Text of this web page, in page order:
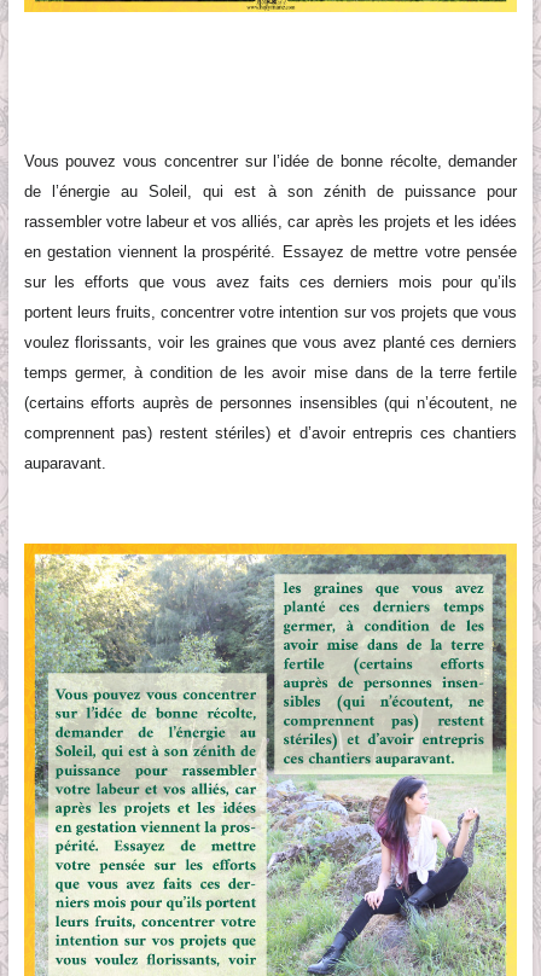
Vous pouvez vous concentrer sur l’idée de bonne récolte, demander
de l’énergie au Soleil, qui est à son zénith de puissance pour
rassembler votre labeur et vos alliés, car après les projets et les idées
en gestation viennent la prospérité. Essayez de mettre votre pensée
sur les efforts que vous avez faits ces derniers mois pour qu’ils
portent leurs fruits, concentrer votre intention sur vos projets que vous
voulez florissants, voir les graines que vous avez planté ces derniers
temps germer, à condition de les avoir mise dans de la terre fertile
(certains efforts auprès de personnes insensibles (qui n’écoutent, ne
comprennent pas) restent stériles) et d’avoir entrepris ces chantiers
auparavant.